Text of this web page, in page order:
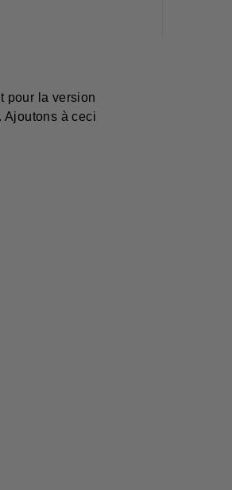
pour la version
Ajoutons à ceci